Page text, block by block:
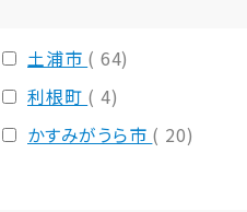
土浦市 ( 64)
利根町 ( 4)
かすみがうら市 ( 20)